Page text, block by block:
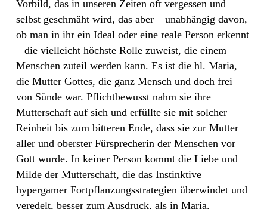
Vorbild, das in unseren Zeiten oft vergessen und
selbst geschmäht wird, das aber – unabhängig davon,
ob man in ihr ein Ideal oder eine reale Person erkennt
– die vielleicht höchste Rolle zuweist, die einem
Menschen zuteil werden kann. Es ist die hl. Maria,
die Mutter Gottes, die ganz Mensch und doch frei
von Sünde war. Pflichtbewusst nahm sie ihre
Mutterschaft auf sich und erfüllte sie mit solcher
Reinheit bis zum bitteren Ende, dass sie zur Mutter
aller und oberster Fürsprecherin der Menschen vor
Gott wurde. In keiner Person kommt die Liebe und
Milde der Mutterschaft, die das Instinktive
hypergamer Fortpflanzungsstrategien überwindet und
veredelt, besser zum Ausdruck, als in Maria.